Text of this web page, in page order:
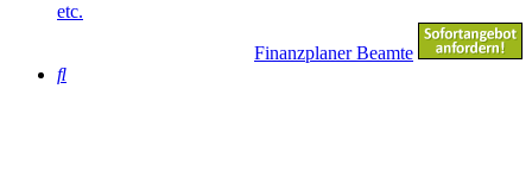
etc.
Finanzplaner Beamte
Suche